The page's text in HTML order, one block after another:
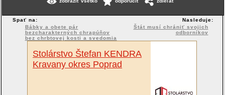
Spať na:
Bábky a obete pár
bezcharakterných chrapúňov
bez chrbtovej kosti a svedomia
Nasleduje:
Štát musí chrániť svojich
odborníkov
Stolárstvo Štefan KENDRA
Kravany okres Poprad